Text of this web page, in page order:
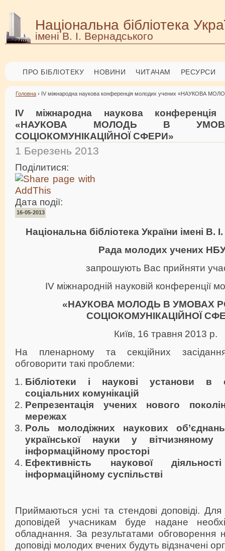
Національна бібліотека
імені В. І. Вернадського
ПРО БІБЛІОТЕКУ НОВИНИ ЧИТАЧАМ РЕСУРСИ
Головна › ІV міжнародна наукова конференція молодих учених
ІV міжнародна наукова
«НАУКОВА МОЛОДЬ В
СОЦІОКОМУНІКАЦІЙНОЇ СФЕРИ»
1 Березень 2013
Поділитися:
Дата події:
16-05-2013
Національна бібліотека України імені В.
Рада молодих учених
запрошують Вас прийняти
ІV міжнародній науковій конференції
«НАУКОВА МОЛОДЬ В УМОВАХ
СОЦІОКОМУНІКАЦІЙНОЇ
Київ, 16 травня 2013 р.
На пленарному та секційних
обговорити такі проблеми:
Бібліотеки і наукові установи в
соціальних комунікацій
Репрезентація учених нового
мережах
Роль молодіжних наукових
української науки у вітчизняному
інформаційному просторі
Ефективність наукової
інформаційному суспільстві
Приймаються усні та стендові доповіді.
доповідей учасникам буде надане
обладнання. За результатами обговорення
доповіді молодих вчених будуть відзначені